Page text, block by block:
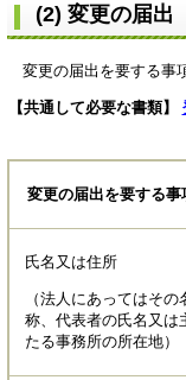
(2) 変更の届出
変更の届出を要する事
【共通して必要な書類】
変更の届出を要する事
氏名又は住所
（法人にあってはその
称、代表者の氏名又は
たる事務所の所在地）